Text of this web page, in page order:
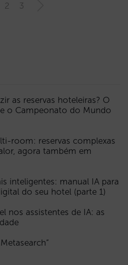
2 3
as reservas hoteleiras? O
o Campeonato do Mundo
room: reservas complexas
agora também em
inteligentes: manual IA para
do seu hotel (parte 1)
nos assistentes de IA: as